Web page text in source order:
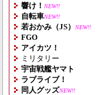
響け！ NEW!!
自転車NEW!!
若おかみ（JS） NEW!!
FGO
アイカツ！
ミリタリー
宇宙戦艦ヤマト
ラブライブ！
同人グッズNEW!!